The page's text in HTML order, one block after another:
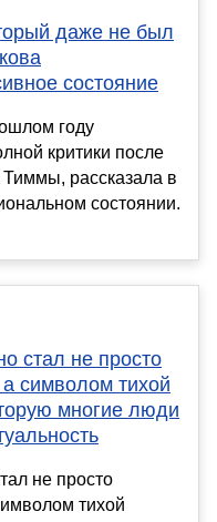
даже не был
состояние
году
критики после
рассказала в
состоянии.
стал не просто
символом тихой
многие люди
не просто
тихой